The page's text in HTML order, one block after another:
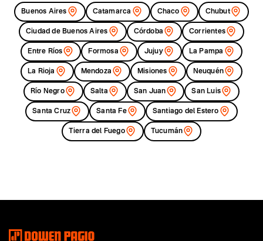
Buenos Aires Catamarca Chaco Chubut
Ciudad de Buenos Aires Córdoba Corrientes
Entre Ríos Formosa Jujuy La Pampa
La Rioja Mendoza Misiones Neuquén
Río Negro Salta San Juan San Luis
Santa Cruz Santa Fe Santiago del Estero
Tierra del Fuego Tucumán